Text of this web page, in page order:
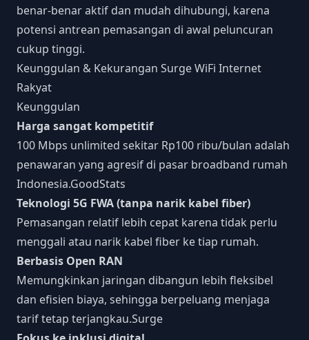
benar-benar aktif dan mudah dihubungi, karena
potensi antrean pemasangan di awal peluncuran
cukup tinggi.
Keunggulan & Kekurangan Surge WiFi Internet
Rakyat
Keunggulan
Harga sangat kompetitif
100 Mbps unlimited sekitar Rp100 ribu/bulan adalah
penawaran yang agresif di pasar broadband rumah
Indonesia.GoodStats
Teknologi 5G FWA (tanpa narik kabel fiber)
Pemasangan relatif lebih cepat karena tidak perlu
menggali atau narik kabel fiber ke tiap rumah.
Berbasis Open RAN
Memungkinkan jaringan dibangun lebih fleksibel
dan efisien biaya, sehingga berpeluang menjaga
tarif tetap terjangkau.Surge